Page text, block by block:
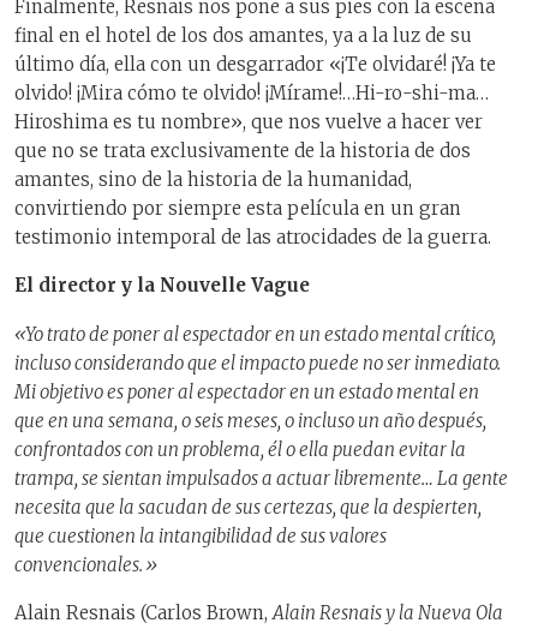
Finalmente, Resnais nos pone a sus pies con la escena
final en el hotel de los dos amantes, ya a la luz de su
último día, ella con un desgarrador «¡Te olvidaré! ¡Ya te
olvido! ¡Mira cómo te olvido! ¡Mírame!…Hi-ro-shi-ma…
Hiroshima es tu nombre», que nos vuelve a hacer ver
que no se trata exclusivamente de la historia de dos
amantes, sino de la historia de la humanidad,
convirtiendo por siempre esta película en un gran
testimonio intemporal de las atrocidades de la guerra.
El director y la Nouvelle Vague
«Yo trato de poner al espectador en un estado mental crítico,
incluso considerando que el impacto puede no ser inmediato.
Mi objetivo es poner al espectador en un estado mental en
que en una semana, o seis meses, o incluso un año después,
confrontados con un problema, él o ella puedan evitar la
trampa, se sientan impulsados a actuar libremente… La gente
necesita que la sacudan de sus certezas, que la despierten,
que cuestionen la intangibilidad de sus valores
convencionales.»
Alain Resnais (Carlos Brown,Alain Resnais y la Nueva Ola